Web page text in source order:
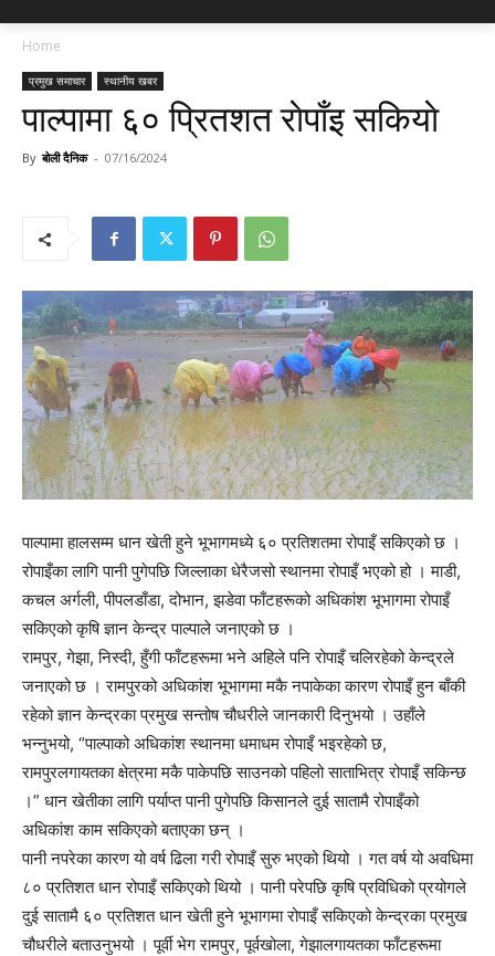
Home
प्रमुख समाचार स्थानीय खबर
पाल्पामा ६० प्रितशत राेपाँइ सकियाे
By बोली दैनिक - 07/16/2024
पाल्पामा हालसम्म धान खेती हुने भूभागमध्ये ६० प्रतिशतमा रोपाइँ सकिएको छ ।
रोपाइँका लागि पानी पुगेपछि जिल्लाका धेरैजसो स्थानमा रोपाइँ भएको हो । माडी,
कचल अर्गली, पीपलडाँडा, दोभान, झडेवा फाँटहरूको अधिकांश भूभागमा रोपाइँ
सकिएको कृषि ज्ञान केन्द्र पाल्पाले जनाएको छ ।
रामपुर, गेझा, निस्दी, हुँगी फाँटहरूमा भने अहिले पनि रोपाइँ चलिरहेको केन्द्रले
जनाएको छ । रामपुरको अधिकांश भूभागमा मकै नपाकेका कारण रोपाइँ हुन बाँकी
रहेको ज्ञान केन्द्रका प्रमुख सन्तोष चौधरीले जानकारी दिनुभयो । उहाँले
भन्नुभयो, “पाल्पाको अधिकांश स्थानमा धमाधम रोपाइँ भइरहेको छ,
रामपुरलगायतका क्षेत्रमा मकै पाकेपछि साउनको पहिलो साताभित्र रोपाइँ सकिन्छ
।” धान खेतीका लागि पर्याप्त पानी पुगेपछि किसानले दुई सातामै रोपाइँको
अधिकांश काम सकिएको बताएका छन् ।
पानी नपरेका कारण यो वर्ष ढिला गरी रोपाइँ सुरु भएको थियो । गत वर्ष यो अवधिमा
८० प्रतिशत धान रोपाइँ सकिएको थियो । पानी परेपछि कृषि प्रविधिको प्रयोगले
दुई सातामै ६० प्रतिशत धान खेती हुने भूभागमा रोपाइँ सकिएको केन्द्रका प्रमुख
चौधरीले बताउनुभयो । पूर्वी भेग रामपुर, पूर्वखोला, गेझालगायतका फाँटहरूमा